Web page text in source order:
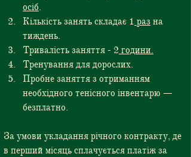
осіб.
Кількість занять складає 1 раз на
тиждень.
Тривалість заняття - 2 години.
Тренування для дорослих.
Пробне заняття з отриманням
необхідного тенісного інвентарю —
безплатно.
За умови укладання річного контракту, де
в перший місяць сплачується платіж за